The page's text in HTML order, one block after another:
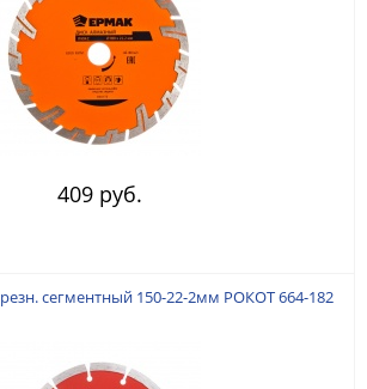
409 руб.
сегментный 150-22-2мм РОКОТ 664-182